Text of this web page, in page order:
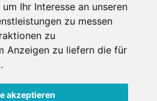
um Ihr Interesse an unseren
zu messen
zu
Anzeigen zu liefern die für
.
akzeptieren
PORTALE